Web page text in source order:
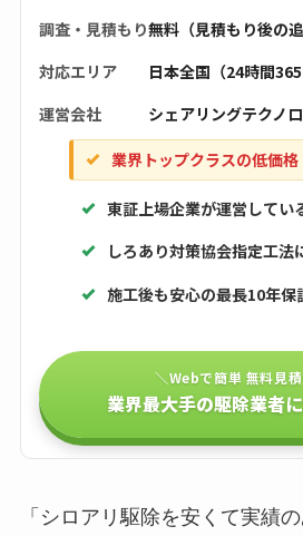
調査・見積もり無料（見積もり後の
対応エリア
日本全国（24時間365
運営会社
シェアリングテクノ
業界トップクラスの低価格
東証上場企業が運営してい
しろあり対策協会指定工法
施工後も安心の最長10年保
＼Webで簡単 無料見
業界最大手の駆除業者
「シロアリ駆除を安くて実績